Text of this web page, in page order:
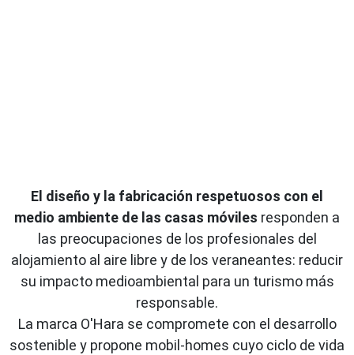
El diseño y la fabricación respetuosos con el
medio ambiente de las casas móviles responden a
las preocupaciones de los profesionales del
alojamiento al aire libre y de los veraneantes: reducir
su impacto medioambiental para un turismo más
responsable.
La marca O'Hara se compromete con el desarrollo
sostenible y propone mobil-homes cuyo ciclo de vida